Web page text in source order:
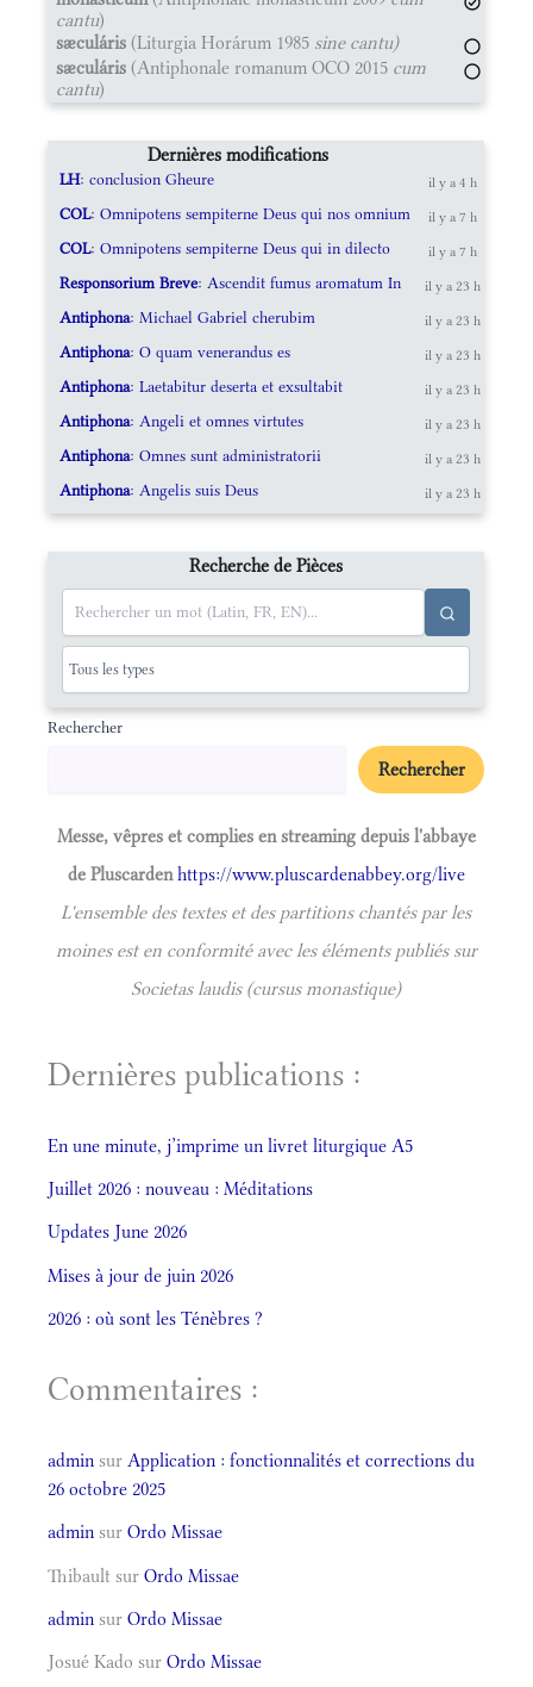
cantu)
sæculáris (Liturgia Horárum 1985 sine cantu)
sæculáris (Antiphonale romanum OCO 2015 cum
cantu)
Dernières modifications
LH: conclusion Gheure il y a 4 h
COL: Omnipotens sempiterne Deus qui nos omnium il y a 7 h
COL: Omnipotens sempiterne Deus qui in dilecto il y a 7 h
Responsorium Breve: Ascendit fumus aromatum In il y a 23 h
Antiphona: Michael Gabriel cherubim il y a 23 h
Antiphona: O quam venerandus es il y a 23 h
Antiphona: Laetabitur deserta et exsultabit il y a 23 h
Antiphona: Angeli et omnes virtutes il y a 23 h
Antiphona: Omnes sunt administratorii il y a 23 h
Antiphona: Angelis suis Deus il y a 23 h
Recherche de Pièces
Rechercher
Rechercher
Messe, vêpres et complies en streaming depuis l'abbaye
de Pluscardenhttps://www.pluscardenabbey.org/live
L'ensemble des textes et des partitions chantés par les
moines est en conformité avec les éléments publiés sur
Societas laudis (cursus monastique)
Dernières publications :
En une minute, j’imprime un livret liturgique A5
Juillet 2026 : nouveau : Méditations
Updates June 2026
Mises à jour de juin 2026
2026 : où sont les Ténèbres ?
Commentaires :
admin sur Application : fonctionnalités et corrections du
26 octobre 2025
admin sur Ordo Missae
Thibault sur Ordo Missae
admin sur Ordo Missae
Josué Kado sur Ordo Missae